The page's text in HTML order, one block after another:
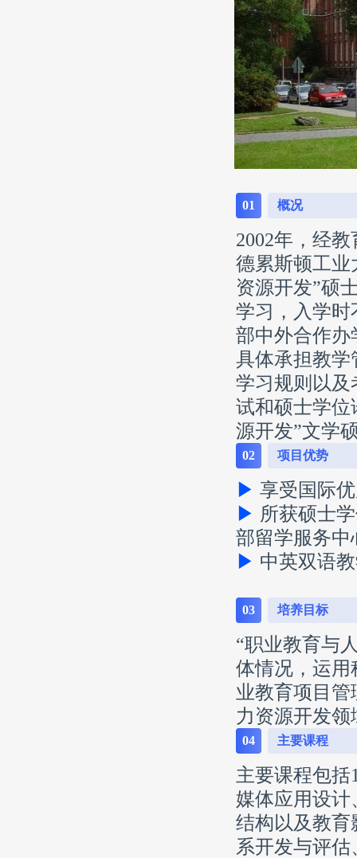
01 概况
2002年，经
德累斯顿工业
资源开发”硕
学习，入学时
部中外合作
具体承担教学
学习规则以及
试和硕士学位
源开发”文学
02 项目优势
▶ 享受国际
▶ 所获硕士
部留学服务中
▶ 中英双语
03 培养目标
“职业教育与
体情况，运用
业教育项目
力资源开发
04 主要课程
主要课程包括
媒体应用设计
结构以及教育
系开发与评